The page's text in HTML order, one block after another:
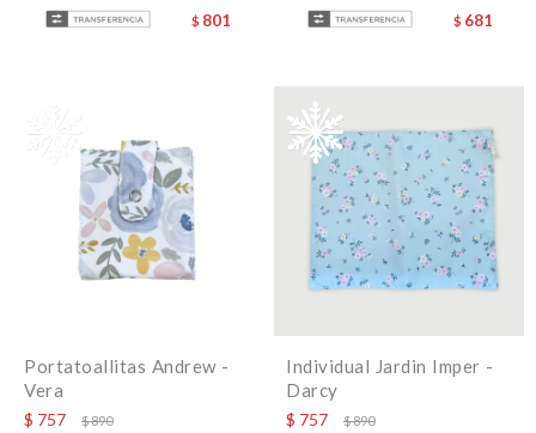
$ 801 $ 681
Portatoallitas Andrew -
Vera
$ 757 $890
Individual Jardin Imper -
Darcy
$ 757 $890